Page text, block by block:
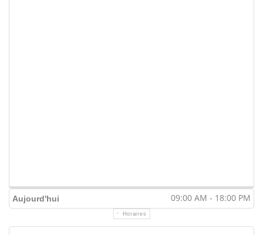
Aujourd'hui 09:00 AM - 18:00 PM
Horaires